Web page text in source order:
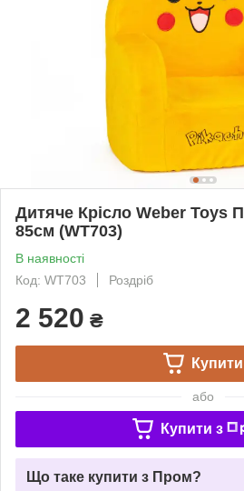
Дитяче Крісло Weber Toys
85см (WT703)
В наявності
Код: WT703
Роздріб
2 520 ₴
Купити
або
Купити з
Що таке купити з Пром?